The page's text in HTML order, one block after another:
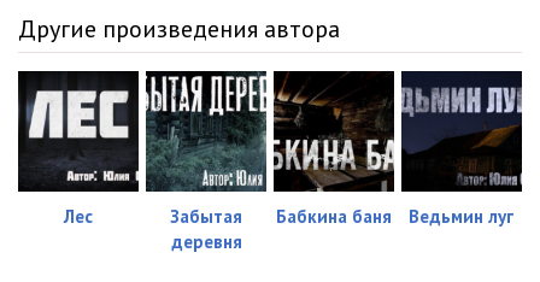
Другие произведения автора
Лес
Забытая
деревня
Бабкина баня Ведьмин луг